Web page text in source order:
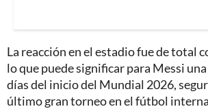
La reacción en el estadio fue de total
lo que puede significar para Messi
días del inicio del Mundial 2026,
último gran torneo en el fútbol